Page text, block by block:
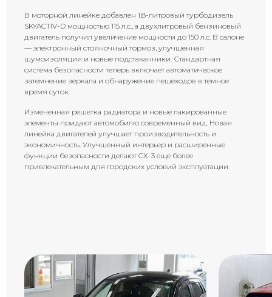
В моторной линейке добавлен 1,8-литровый турбодизель
SKYACTIV-D мощностью 115 л.с., а двухлитровый бензиновый
двигатель получил увеличение мощности до 150 л.с. В салоне
— электронный стояночный тормоз, улучшенная
шумоизоляция и новые подстаканники. Стандартная
система безопасности теперь включает автоматическое
затемнение зеркала и обнаружение пешеходов в темное
время суток.
Измененная решетка радиатора и новые лакированные
элементы придают автомобилю современный вид. Новая
линейка двигателей улучшает производительность и
экономичность. Улучшенный интерьер и расширенные
функции безопасности делают CX-3 еще более
привлекательным для городских условий эксплуатации.